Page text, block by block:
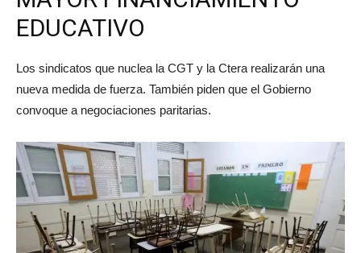
EDUCATIVO
Los sindicatos que nuclea la CGT y la Ctera realizarán una
nueva medida de fuerza. También piden que el Gobierno
convoque a negociaciones paritarias.